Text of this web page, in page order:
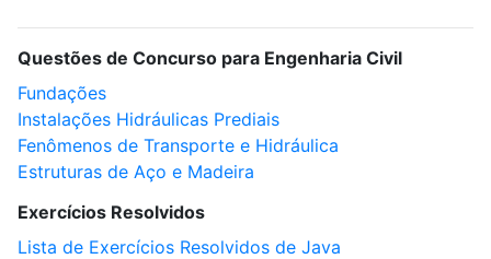
Questões de Concurso para Engenharia Civil
Fundações
Instalações Hidráulicas Prediais
Fenômenos de Transporte e Hidráulica
Estruturas de Aço e Madeira
Exercícios Resolvidos
Lista de Exercícios Resolvidos de Java